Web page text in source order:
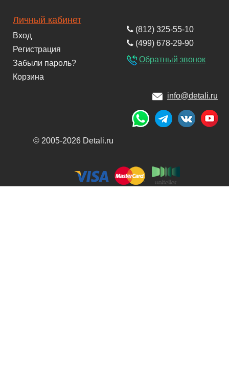
Личный кабинет
Вход
Регистрация
Забыли пароль?
Корзина
(812) 325-55-10
(499) 678-29-90
Обратный звонок
info@detali.ru
© 2005-2026 Detali.ru